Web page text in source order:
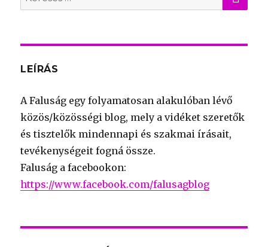
for:
LEÍRÁS
A Faluság egy folyamatosan alakulóban lévő
közös/közösségi blog, mely a vidéket szeretők
és tisztelők mindennapi és szakmai írásait,
tevékenységeit fogná össze.
Faluság a facebookon:
https://www.facebook.com/falusagblog